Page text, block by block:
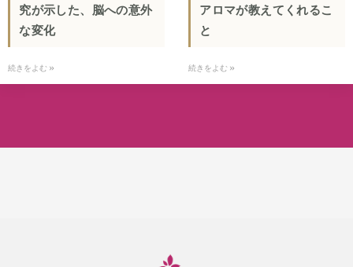
究が示した、脳への意外
な変化
続きをよむ »
アロマが教えてくれるこ
と
続きをよむ »